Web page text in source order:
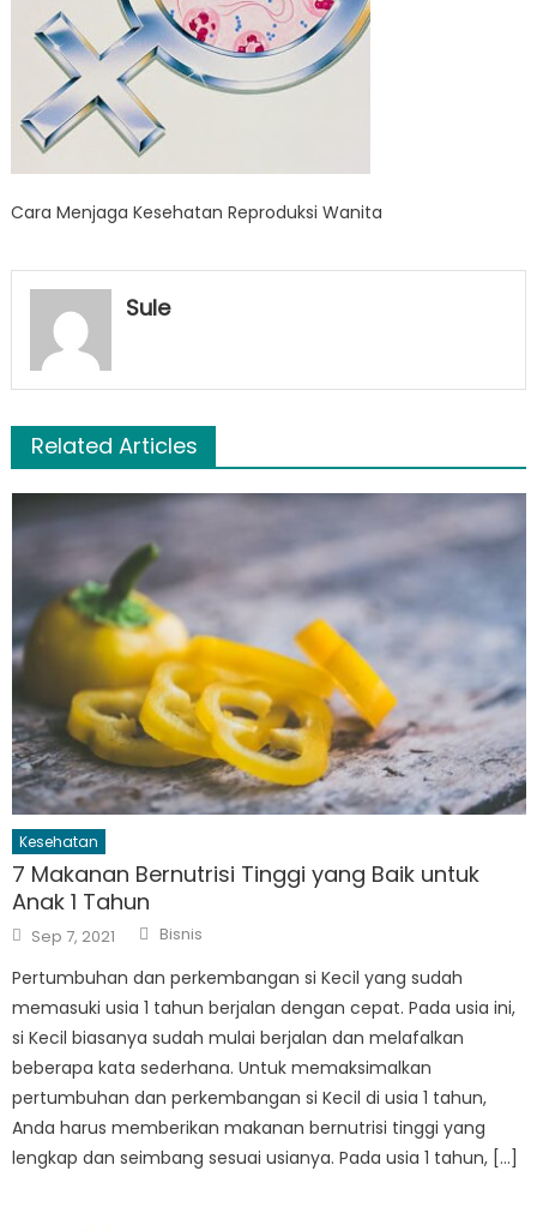
Cara Menjaga Kesehatan Reproduksi Wanita
Sule
Related Articles
Kesehatan
7 Makanan Bernutrisi Tinggi yang Baik untuk
Anak 1 Tahun
Posted
on
Sep 7, 2021 Author
Bisnis
Pertumbuhan dan perkembangan si Kecil yang sudah
memasuki usia 1 tahun berjalan dengan cepat. Pada usia ini,
si Kecil biasanya sudah mulai berjalan dan melafalkan
beberapa kata sederhana. Untuk memaksimalkan
pertumbuhan dan perkembangan si Kecil di usia 1 tahun,
Anda harus memberikan makanan bernutrisi tinggi yang
lengkap dan seimbang sesuai usianya. Pada usia 1 tahun, […]